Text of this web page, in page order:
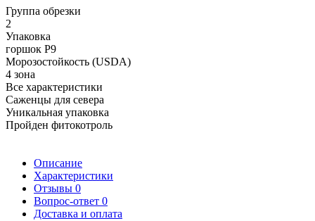
Группа обрезки
2
Упаковка
горшок Р9
Морозостойкость (USDA)
4 зона
Все характеристики
Саженцы для севера
Уникальная упаковка
Пройден фитокотроль
Описание
Характеристики
Отзывы 0
Вопрос-ответ 0
Доставка и оплата